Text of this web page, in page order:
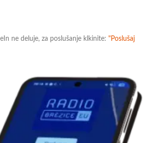
ne deluje, za poslušanje klkinite: "Poslušaj